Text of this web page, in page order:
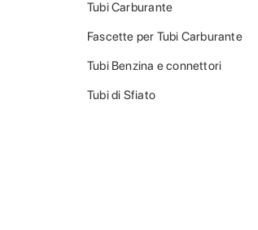
Tubi Carburante
Fascette per Tubi Carburante
Tubi Benzina e connettori
Tubi di Sfiato